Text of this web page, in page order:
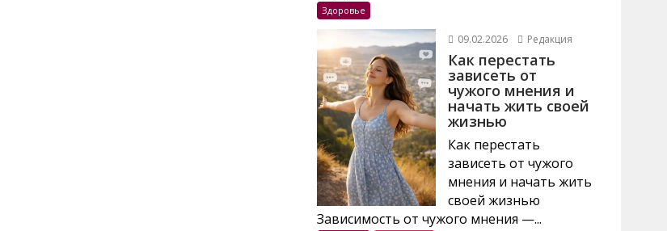
Здоровье
09.02.2026 Редакция
Как перестать
зависеть от
чужого мнения и
начать жить своей
жизнью
Как перестать
зависеть от чужого
мнения и начать жить
своей жизнью
Зависимость от чужого мнения —...